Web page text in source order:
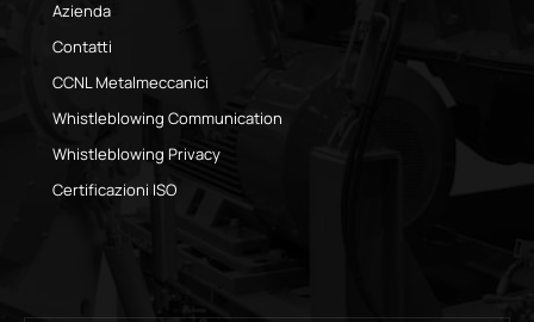
Azienda
Contatti
CCNL Metalmeccanici
Whistleblowing Communication
Whistleblowing Privacy
Certificazioni ISO